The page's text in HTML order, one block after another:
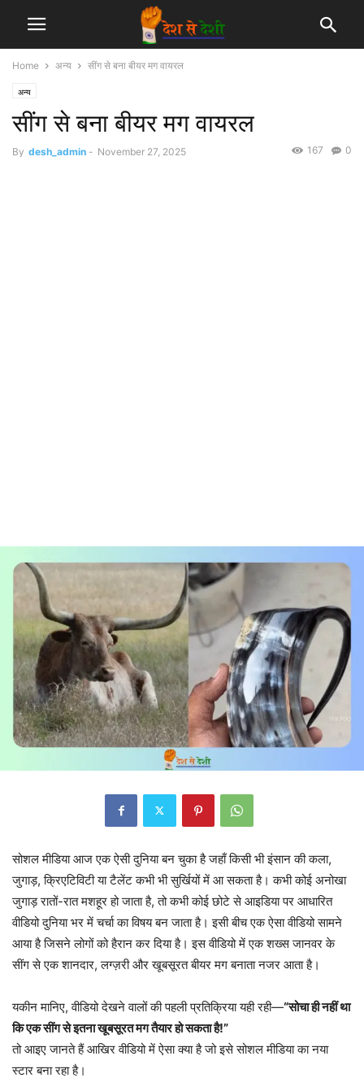
Home अन्य सींग से बना बीयर मग वायरल
अन्य
सींग से बना बीयर मग वायरल
By desh_admin - November 27, 2025 0
167
सोशल मीडिया आज एक ऐसी दुनिया बन चुका है जहाँ किसी भी इंसान की कला,
जुगाड़, क्रिएटिविटी या टैलेंट कभी भी सुर्खियों में आ सकता है। कभी कोई अनोखा
जुगाड़ रातों-रात मशहूर हो जाता है, तो कभी कोई छोटे से आइडिया पर आधारित
वीडियो दुनिया भर में चर्चा का विषय बन जाता है। इसी बीच एक ऐसा वीडियो सामने
आया है जिसने लोगों को हैरान कर दिया है। इस वीडियो में एक शख्स जानवर के
सींग से एक शानदार, लग्ज़री और खूबसूरत बीयर मग बनाता नजर आता है।
यकीन मानिए, वीडियो देखने वालों की पहली प्रतिक्रिया यही रही—“सोचा ही नहीं था
कि एक सींग से इतना खूबसूरत मग तैयार हो सकता है!”
तो आइए जानते हैं आखिर वीडियो में ऐसा क्या है जो इसे सोशल मीडिया का नया
स्टार बना रहा है।